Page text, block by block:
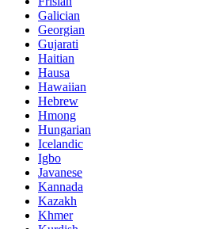
Galician
Georgian
Gujarati
Haitian
Hausa
Hawaiian
Hebrew
Hmong
Hungarian
Icelandic
Igbo
Javanese
Kannada
Kazakh
Khmer